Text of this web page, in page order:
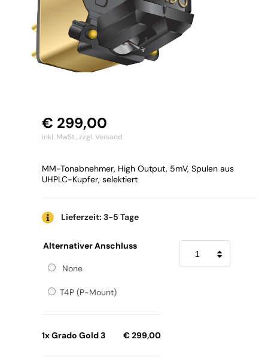
€ 299,00
inkl. MwSt.,zzgl. Versand
MM-Tonabnehmer, High Output, 5mV, Spulen aus
UHPLC-Kupfer, selektiert
Lieferzeit: 3-5 Tage
Alternativer Anschluss
None
T4P (P-Mount)
1xGrado Gold 3 € 299,00
Grado
Gold
3